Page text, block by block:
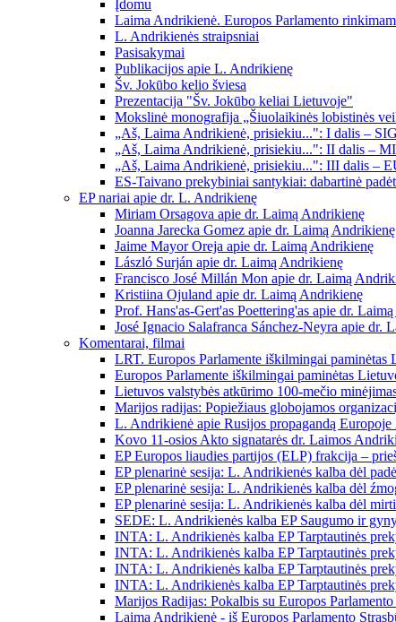
Įdomu
Laima Andrikienė. Europos Parlamento
L. Andrikienės straipsniai
Pasisakymai
Publikacijos apie L. Andrikienę
Šv. Jokūbo kelio šviesa
Prezentacija "Šv. Jokūbo keliai Lietuvoje"
Mokslinė monografija „Šiuolaikinės lobistinės
„Aš, Laima Andrikienė, prisiekiu...": I dalis –
„Aš, Laima Andrikienė, prisiekiu...": II dalis –
„Aš, Laima Andrikienė, prisiekiu...": III dalis –
ES-Taivano prekybiniai santykiai: dabartinė
EP nariai apie dr. L. Andrikienę
Miriam Orsagova apie dr. Laimą Andrikienę
Joanna Jarecka Gomez apie dr. Laimą Andrikienę
Jaime Mayor Oreja apie dr. Laimą Andrikienę
László Surján apie dr. Laimą Andrikienę
Francisco José Millán Mon apie dr. Laimą
Kristiina Ojuland apie dr. Laimą Andrikienę
Prof. Hans'as-Gert'as Poettering'as apie dr.
José Ignacio Salafranca Sánchez-Neyra apie dr.
Komentarai, filmai
LRT. Europos Parlamente iškilmingai paminėtas
Europos Parlamente iškilmingai paminėtas
Lietuvos valstybės atkūrimo 100-mečio
Marijos radijas: Popiežiaus globojamos
L. Andrikienė apie Rusijos propagandą
Kovo 11-osios Akto signatarės dr. Laimos
EP Europos liaudies partijos (ELP) frakcija –
EP plenarinė sesija: L. Andrikienės kalba dėl
EP plenarinė sesija: L. Andrikienės kalba dėl
EP plenarinė sesija: L. Andrikienės kalba dėl
SEDE: L. Andrikienės kalba EP Saugumo ir
INTA: L. Andrikienės kalba EP Tarptautinės
INTA: L. Andrikienės kalba EP Tarptautinės
INTA: L. Andrikienės kalba EP Tarptautinės
INTA: L. Andrikienės kalba EP Tarptautinės
Marijos Radijas: Pokalbis su Europos
Laima Andrikienė - iš Europos Parlamento